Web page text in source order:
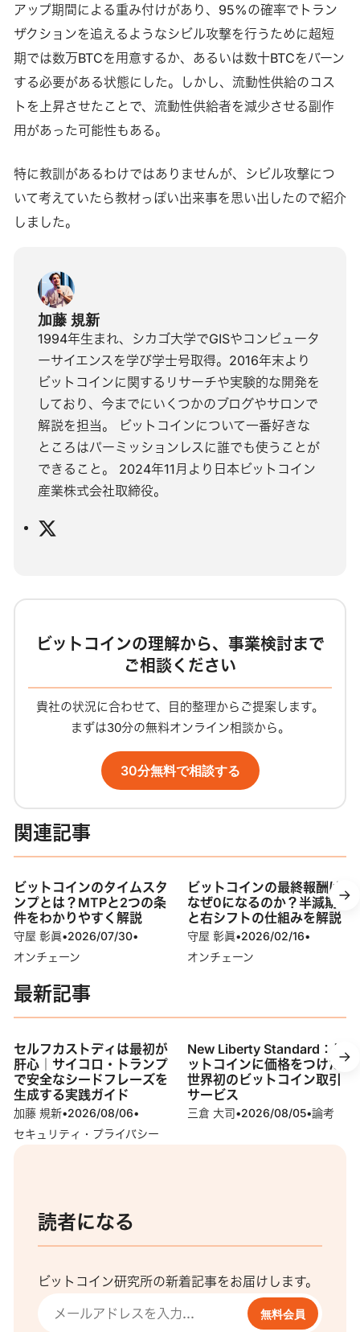
アップ期間による重み付けがあり、95%の確率でトラン
ザクションを追えるようなシビル攻撃を行うために超短
期では数万BTCを用意するか、あるいは数十BTCをバーン
する必要がある状態にした。しかし、流動性供給のコス
トを上昇させたことで、流動性供給者を減少させる副作
用があった可能性もある。
特に教訓があるわけではありませんが、シビル攻撃につ
いて考えていたら教材っぽい出来事を思い出したので紹介
しました。
加藤 規新
1994年生まれ、シカゴ大学でGISやコンピュータ
ーサイエンスを学び学士号取得。2016年末より
ビットコインに関するリサーチや実験的な開発を
しており、今までにいくつかのブログやサロンで
解説を担当。 ビットコインについて一番好きな
ところはパーミッションレスに誰でも使うことが
できること。 2024年11月より日本ビットコイン
産業株式会社取締役。
ビットコインの理解から、事業検討まで
ご相談ください
貴社の状況に合わせて、目的整理からご提案します。
まずは30分の無料オンライン相談から。
30分無料で相談する
関連記事
ビットコインのタイムスタ
ンプとは？MTPと2つの条
件をわかりやすく解説
守屋 彰眞•2026/07/30•
オンチェーン
ビットコインの最終報酬は
なぜ0になるのか？半減期
と右シフトの仕組みを解説
守屋 彰眞•2026/02/16•
オンチェーン
最新記事
セルフカストディは最初が
肝心｜サイコロ・トランプ
で安全なシードフレーズを
生成する実践ガイド
加藤 規新•2026/08/06•
セキュリティ・プライバシー
New Liberty Standard：ビ
ットコインに価格をつけた
世界初のビットコイン取引
サービス
三倉 大司•2026/08/05•論考
読者になる
ビットコイン研究所の新着記事をお届けします。
無料会員